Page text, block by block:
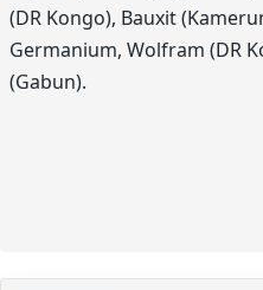
(DR Kongo), Bauxit
Germanium, Wolfram (DR
(Gabun).